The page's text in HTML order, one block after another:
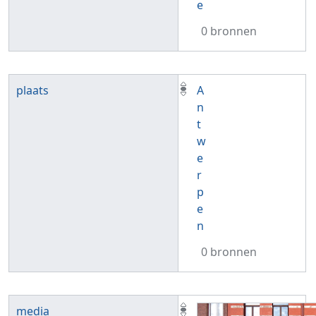
e
0 bronnen
plaats
A
n
t
w
e
r
p
e
n
0 bronnen
media